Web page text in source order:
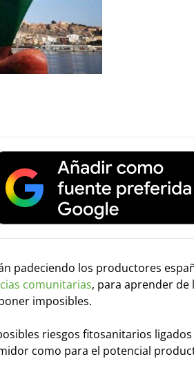
padeciendo los productores
comunitarias, para aprender de
imposibles.
riesgos fitosanitarios ligados
como para el potencial